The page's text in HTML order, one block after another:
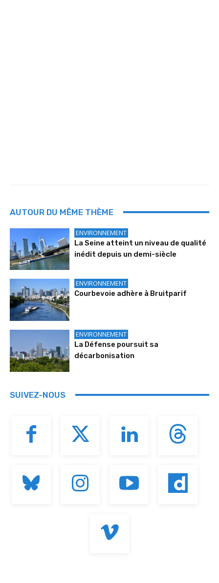
AUTOUR DU MÊME THÈME
ENVIRONNEMENT
La Seine atteint un niveau de qualité
inédit depuis un demi-siècle
ENVIRONNEMENT
Courbevoie adhère à Bruitparif
ENVIRONNEMENT
La Défense poursuit sa
décarbonisation
SUIVEZ-NOUS